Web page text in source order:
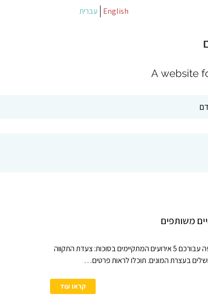
English עברית
אם מתאים לכם לשלב בילוי שהוא גם אירוע מהנה וגם אירוע ערכי – אספתי פה עבורכם 5 אירועים המתקיימים בסוכות: צעדת התקווה
קראו עוד